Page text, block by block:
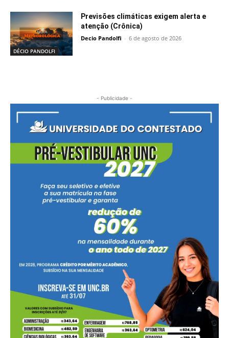
DÉCIO PANDOLFI
Previsões climáticas exigem alerta e
atenção (Crônica)
Decio Pandolfi - 6 de agosto de 2026
- Publicidade -